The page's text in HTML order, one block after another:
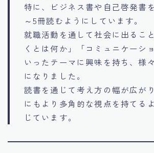
特に、ビジネス書や自己啓発書
～5冊読むようにしています。
就職活動を通して社会に出るこ
くとは何か」「コミュニケーシ
いったテーマに興味を持ち、様
になりました。
読書を通じて考え方の幅が広が
にもより多角的な視点を持てる
じています。